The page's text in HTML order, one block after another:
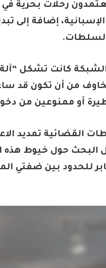
رحلات بحرية
إضافة إلى
الشبكة كانت تشكل
مخاوف من أن تكون قد
أو ممنوعين من دخول
القضائية تمديد
البحث حول خيوط هذه
للحدود بين ضفتي